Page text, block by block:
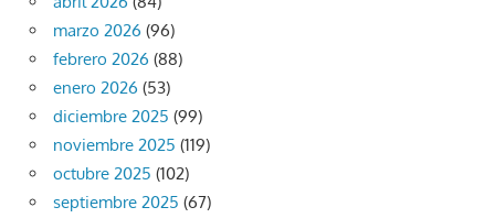
marzo 2026 (96)
febrero 2026 (88)
enero 2026 (53)
diciembre 2025 (99)
noviembre 2025 (119)
octubre 2025 (102)
septiembre 2025 (67)